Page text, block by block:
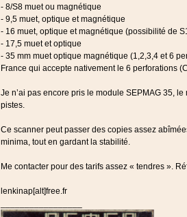
- 8/S8 muet ou magnétique
- 9,5 muet, optique et magnétique
- 16 muet, optique et magnétique (possibilité de
- 17,5 muet et optique
- 35 mm muet optique magnétique (1,2,3,4 et 6
France qui accepte nativement le 6 perforations
Je n’ai pas encore pris le module SEPMAG 35,
pistes.
Ce scanner peut passer des copies assez
minima, tout en gardant la stabilité.
Me contacter pour des tarifs assez « tendres ».
lenkinap[alt]free.fr